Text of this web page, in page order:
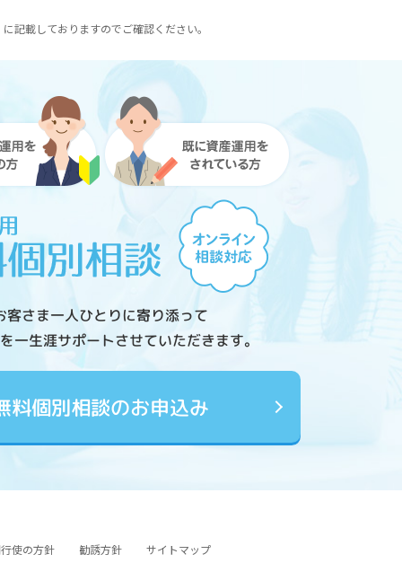
記載しておりますのでご確認ください。
客さま一人ひとりに寄り添って
一生涯サポートさせていただきます。
料個別相談のお申込み
使の方針 勧誘方針 サイトマップ